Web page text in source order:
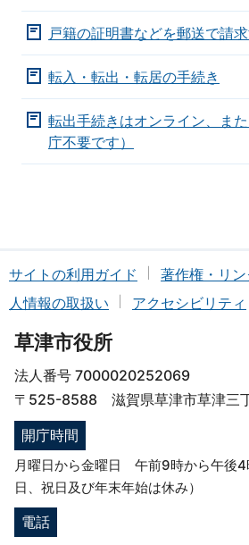
戸籍の証明書などを郵送で請
転入・転出・転居の手続き
転出手続きはオンライン、ま
庁不要です）
サイトの利用ガイド 著作権・リ
人情報の取扱い
アクセシビリティ
草津市役所
法人番号 7000020252069
〒525-8588 滋賀県草津市草津三
開庁時間
月曜日から金曜日 午前9時から午後4
日、祝日及び年末年始は休み）
電話